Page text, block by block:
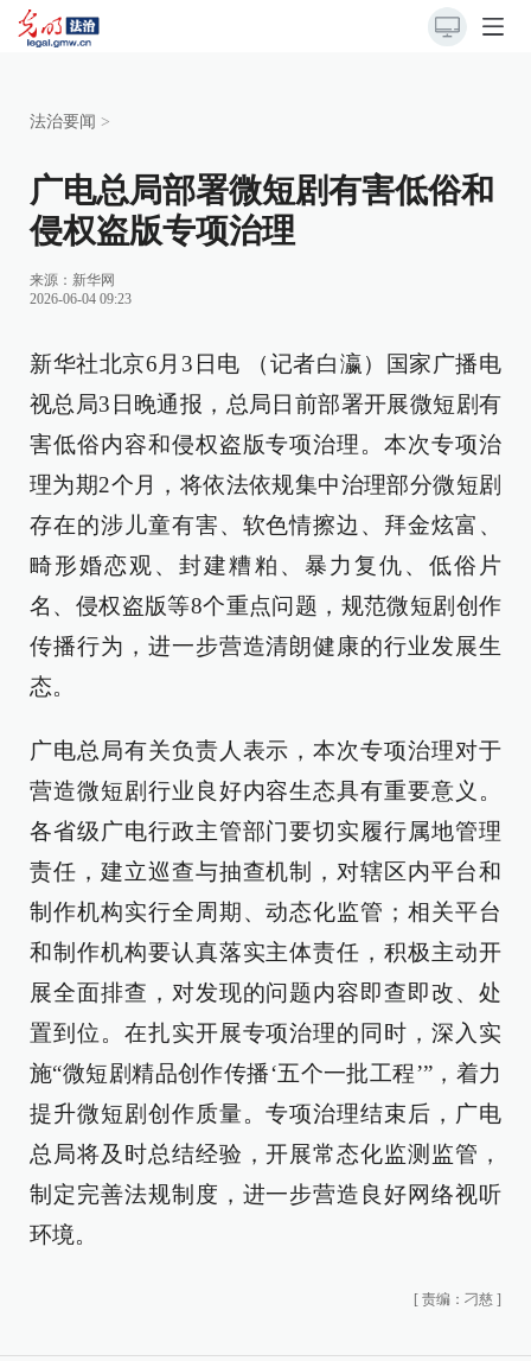
法治要闻 >
广电总局部署微短剧有害低俗和
侵权盗版专项治理
来源： 新华网
2026-06-04 09:23
新华社北京6月3日电 （记者白瀛）国家广播电
视总局3日晚通报，总局日前部署开展微短剧有
害低俗内容和侵权盗版专项治理。本次专项治
理为期2个月，将依法依规集中治理部分微短剧
存在的涉儿童有害、软色情擦边、拜金炫富、
畸形婚恋观、封建糟粕、暴力复仇、低俗片
名、侵权盗版等8个重点问题，规范微短剧创作
传播行为，进一步营造清朗健康的行业发展生
态。
广电总局有关负责人表示，本次专项治理对于
营造微短剧行业良好内容生态具有重要意义。
各省级广电行政主管部门要切实履行属地管理
责任，建立巡查与抽查机制，对辖区内平台和
制作机构实行全周期、动态化监管；相关平台
和制作机构要认真落实主体责任，积极主动开
展全面排查，对发现的问题内容即查即改、处
置到位。在扎实开展专项治理的同时，深入实
施“微短剧精品创作传播‘五个一批工程’”，着力
提升微短剧创作质量。专项治理结束后，广电
总局将及时总结经验，开展常态化监测监管，
制定完善法规制度，进一步营造良好网络视听
环境。
[ 责编：刁慈 ]